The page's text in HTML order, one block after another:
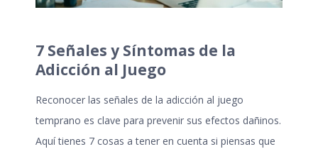
7 Señales y Síntomas de la
Adicción al Juego
Reconocer las señales de la adicción al juego
temprano es clave para prevenir sus efectos dañinos.
Aquí tienes 7 cosas a tener en cuenta si piensas que